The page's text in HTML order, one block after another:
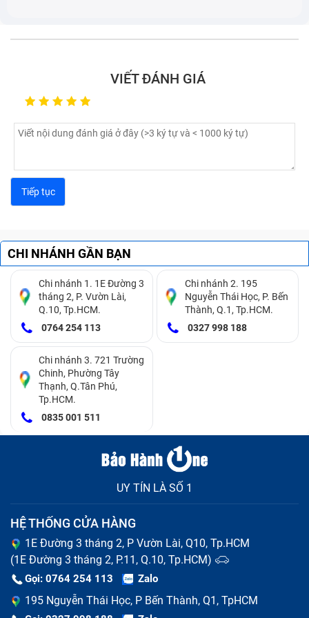
bạn cần phải thay màn hình máy tính bảng.
bị ảnh hưởng bởi độ ẩm môi trường quá cao thì bạn
cần thay màn hình cảm ứng ngay, tránh để lâu sẽ
ảnh hưởng các linh kiện khác.
Với những lỗi thường gặp này, hãy mang tới cơ sở
sửa chữa kỹ thuật viên sẽ giúp bạn khắc phục một
chuẩn và những cam kết rõ ràng.
Khi nào cần thay màn hình máy tính bảng iPad Pro
Nguyên nhân thay màn hình tablet bị
Do va chạm
Thiết bị rơi từ trên cao xuống làm cho bề mặt kính
điện thoại bị vỡ, bị vật cứng đè lên. Khi mặt kính bị vỡ,
tùy vào mức độ nặng nhẹ của từng bộ phận mà bạn
nên thay mặt kính hay phải thay hết nguyên bộ màn
VIẾT ĐÁNH GIÁ
CHI NHÁNH GẦN BẠN
Chi nhánh 1. 1E Đường 3
tháng 2, P. Vườn Lài,
Q.10, Tp.HCM.
0764 254 113
Chi nhánh 2. 195
Nguyễn Thái Học, P. Bến
Thành, Q.1, Tp.HCM.
0327 998 188
Chi nhánh 3. 721 Trường
Chinh, Phường Tây
Thạnh, Q.Tân Phú,
Tp.HCM.
0835 001 511
UY TÍN LÀ SỐ 1
HỆ THỐNG CỬA HÀNG
1E Đường 3 tháng 2, P Vườn Lài, Q10, Tp.HCM
(1E Đường 3 tháng 2, P.11, Q.10, Tp.HCM)
Gọi: 0764 254 113 Zalo
195 Nguyễn Thái Học, P Bến Thành, Q1, TpHCM